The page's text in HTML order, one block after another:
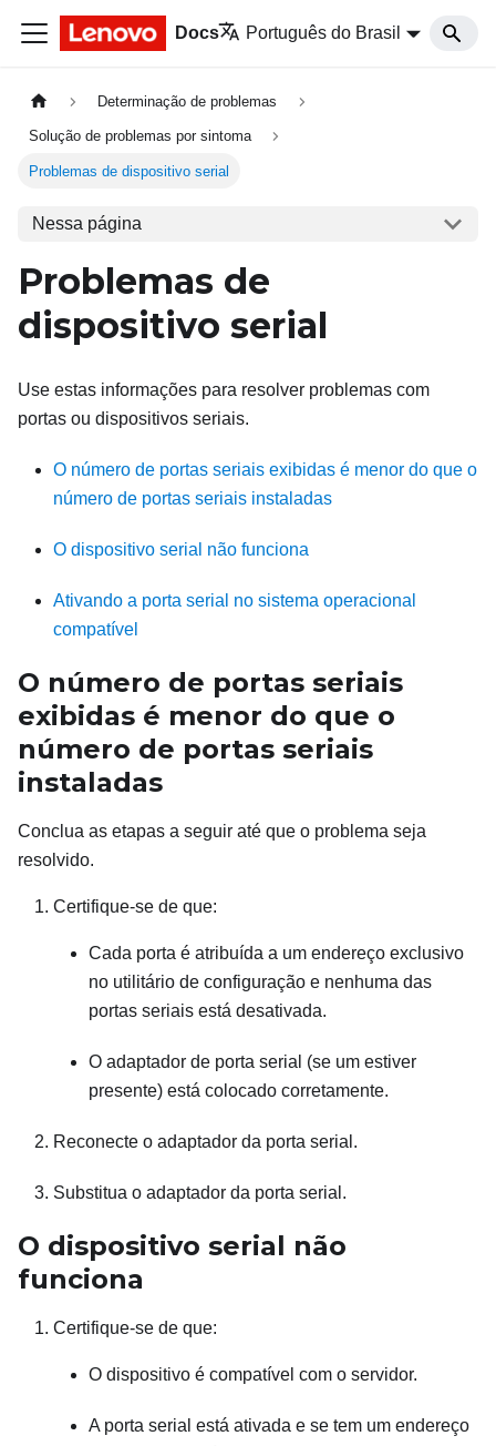
Docs Português do Brasil
Determinação de problemas
Solução de problemas por sintoma
Problemas de dispositivo serial
Nessa página
Problemas de
dispositivo serial
Use estas informações para resolver problemas com
portas ou dispositivos seriais.
O número de portas seriais exibidas é menor do que o
número de portas seriais instaladas
O dispositivo serial não funciona
Ativando a porta serial no sistema operacional
compatível
O número de portas seriais
exibidas é menor do que o
número de portas seriais
instaladas
Conclua as etapas a seguir até que o problema seja
resolvido.
Certifique-se de que:
Cada porta é atribuída a um endereço exclusivo
no utilitário de configuração e nenhuma das
portas seriais está desativada.
O adaptador de porta serial (se um estiver
presente) está colocado corretamente.
Reconecte o adaptador da porta serial.
Substitua o adaptador da porta serial.
O dispositivo serial não
funciona
Certifique-se de que:
O dispositivo é compatível com o servidor.
A porta serial está ativada e se tem um endereço